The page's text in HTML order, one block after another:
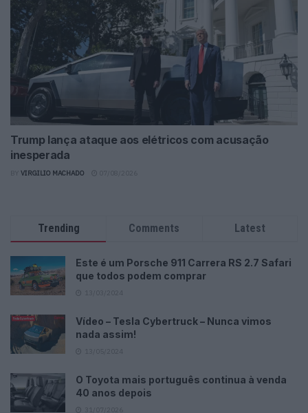
Trump lança ataque aos elétricos com acusação
inesperada
VIRGILIO MACHADO
Trending Comments Latest
Este é um Porsche 911 Carrera RS 2.7 Safari
que todos podem comprar
Vídeo – Tesla Cybertruck – Nunca vimos
nada assim!
O Toyota mais português continua à venda
40 anos depois